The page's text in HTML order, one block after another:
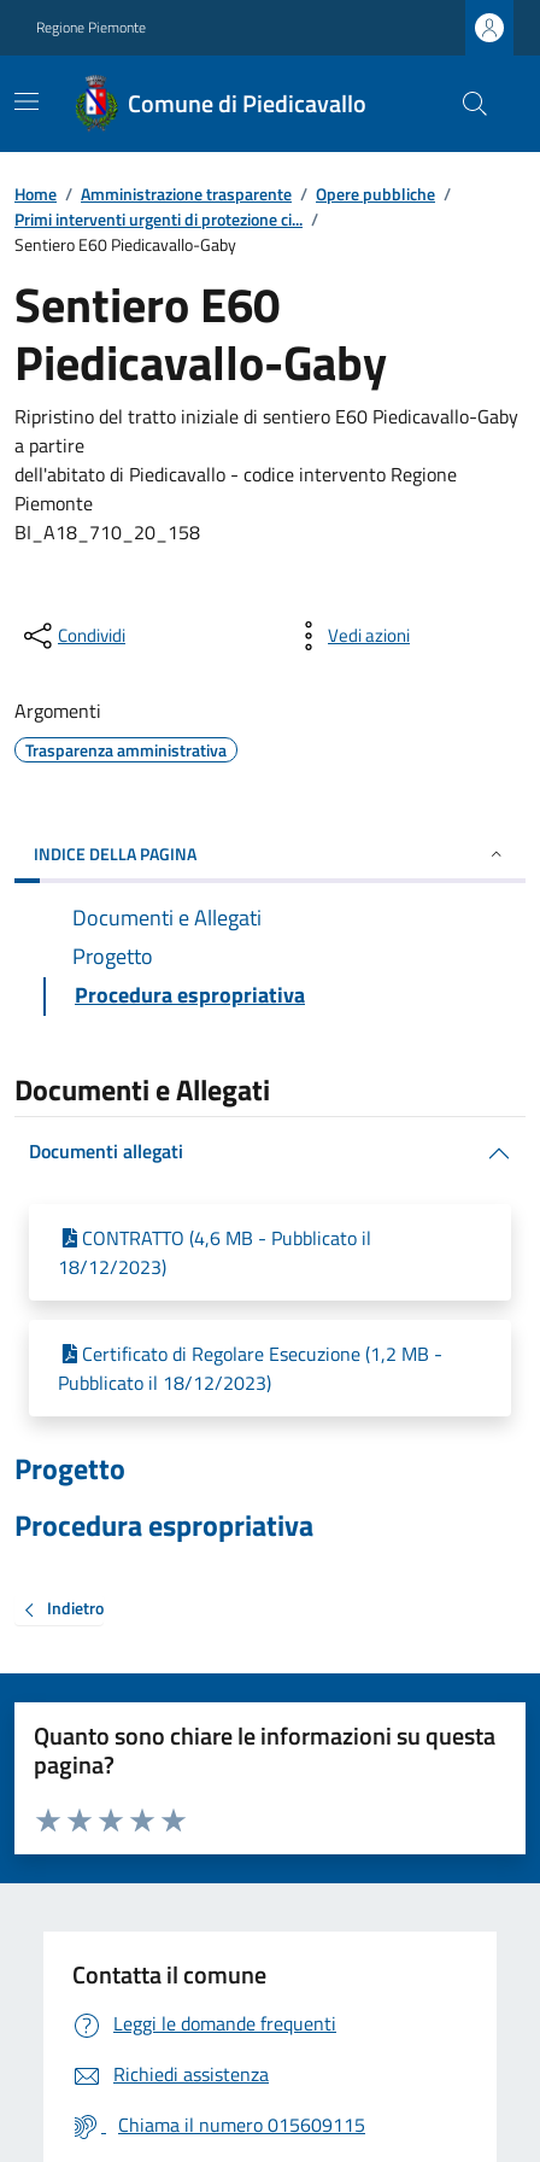
Regione Piemonte
Comune di Piedicavallo
Home / Amministrazione trasparente / Opere pubbliche /
Primi interventi urgenti di protezione ci... /
Sentiero E60 Piedicavallo-Gaby
Sentiero E60
Piedicavallo-Gaby
Ripristino del tratto iniziale di sentiero E60 Piedicavallo-Gaby
a partire
dell'abitato di Piedicavallo - codice intervento Regione
Piemonte
BI_A18_710_20_158
Condividi Vedi azioni
Argomenti
Trasparenza amministrativa
INDICE DELLA PAGINA
Documenti e Allegati
Progetto
Procedura espropriativa
Documenti e Allegati
Documenti allegati
CONTRATTO (4,6 MB - Pubblicato il
18/12/2023)
Certificato di Regolare Esecuzione (1,2 MB -
Pubblicato il 18/12/2023)
Progetto
Procedura espropriativa
Indietro
Quanto sono chiare le informazioni su questa
pagina?
Valuta da 1 a 5 stelle la pagina
Valuta 5 stelle su 5
Valuta 4 stelle su 5
Valuta 3 stelle su 5
Valuta 2 stelle su 5
Valuta 1 stelle su 5
Contatta il comune
Leggi le domande frequenti
Richiedi assistenza
Chiama il numero 015609115